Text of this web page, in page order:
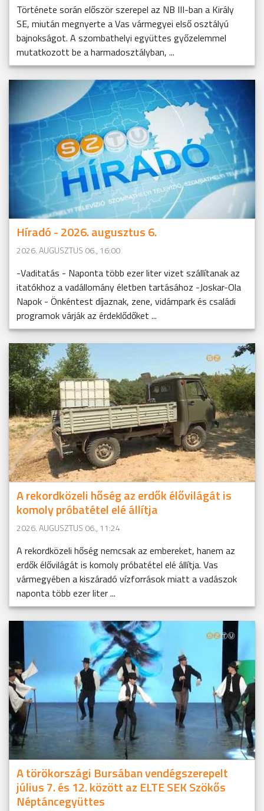
Története során először szerepel az NB III-ban a Király
SE, miután megnyerte a Vas vármegyei első osztályú
bajnokságot. A szombathelyi együttes győzelemmel
mutatkozott be a harmadosztályban, ...
Híradó - 2026. augusztus 6.
2026. AUGUSZTUS 06., 16:00
-Vaditatás - Naponta több ezer liter vizet szállítanak az
itatókhoz a vadállomány életben tartásához -Joskar-Ola
Napok - Önkéntest díjaznak, zene, vidámpark és családi
programok várják az érdeklődőket ...
A rekordközeli hőség az erdők élővilágát is
komoly próbatétel elé állítja
2026. AUGUSZTUS 06., 11:24
A rekordközeli hőség nemcsak az embereket, hanem az
erdők élővilágát is komoly próbatétel elé állítja. Vas
vármegyében a kiszáradó vízforrások miatt a vadászok
naponta több ezer liter ...
A törökországi Bursában vendégszerepelt
július 7. és 12. között az ELTE SEK Szökős
Néptáncegyüttes